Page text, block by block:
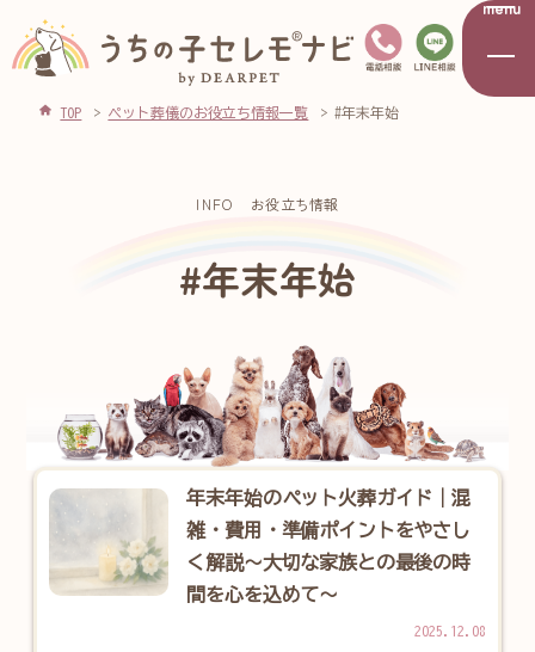
menu
TOP ペット葬儀のお役立ち情報一覧 #年末年始
INFO お役立ち情報
#年末年始
2025.12.08
年末年始のペット火葬ガイド｜混
雑・費用・準備ポイントをやさし
く解説〜大切な家族との最後の時
間を心を込めて〜